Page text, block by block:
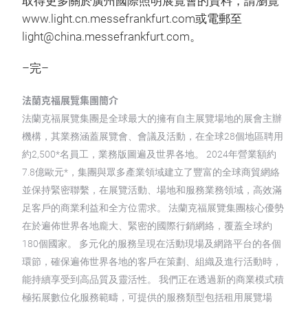
www.light.cn.messefrankfurt.com或電郵至
light@china.messefrankfurt.com。
–完–
法蘭克福展覽集團簡介
法蘭克福展覽集團是全球最大的擁有自主展覽場地的展會主辦
機構，其業務涵蓋展覽會、會議及活動，在全球28個地區聘用
約2,500*名員工，業務版圖遍及世界各地。 2024年營業額約
7.8億歐元*，集團與眾多產業領域建立了豐富的全球商貿網絡
並保持緊密聯繫，在展覽活動、場地和服務業務領域，高效滿
足客戶的商業利益和全方位需求。 法蘭克福展覽集團核心優勢
在於遍佈世界各地龐大、緊密的國際行銷網絡，覆蓋全球約
180個國家。 多元化的服務呈現在活動現場及網路平台的各個
環節，確保遍佈世界各地的客戶在策劃、組織及進行活動時，
能持續享受到高品質及靈活性。 我們正在透過新的商業模式積
極拓展數位化服務範疇，可提供的服務類型包括租用展覽場